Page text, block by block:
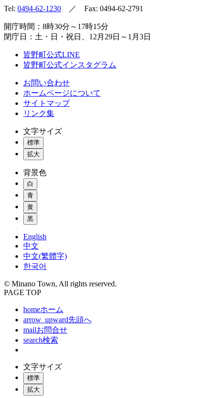
Tel: 0494-62-1230 ／ Fax: 0494-62-2791
開庁時間：8時30分～17時15分
閉庁日：土・日・祝日、12月29日～1月3日
皆野町公式LINE
皆野町公式インスタグラム
お問い合わせ
ホームページについて
サイトマップ
リンク集
文字サイズ
標準
拡大
背景色
白
青
黄
黒
English
中文
中文(繁體字)
한국어
© Minano Town, All rights reserved.
PAGE TOP
homeホーム
arrow_upward先頭へ
mailお問合せ
search検索
文字サイズ
標準
拡大